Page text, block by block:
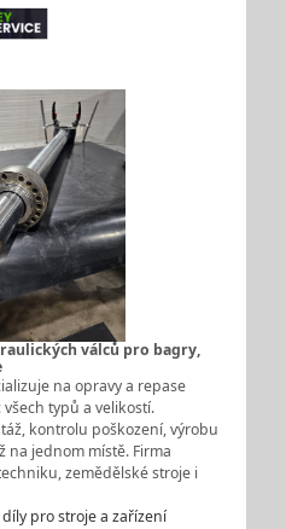
válců pro bagry,
na opravy a repase
typů a velikostí.
kontrolu poškození, výrobu
na jednom místě. Firma
zemědělské stroje i
díly pro stroje a zařízení